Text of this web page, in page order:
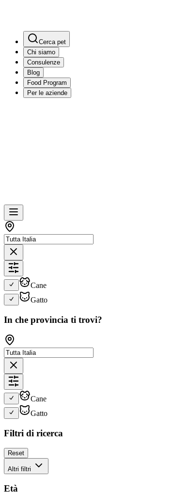
Cerca pet
Chi siamo
Consulenze
Blog
Food Program
Per le aziende
Cane
Gatto
In che provincia ti trovi?
Cane
Gatto
Filtri di ricerca
Reset
Altri filtri
Età